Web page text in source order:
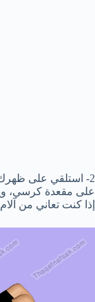
2- استلقي على
على مقعدة كرسي،
إذا كنت تعاني من